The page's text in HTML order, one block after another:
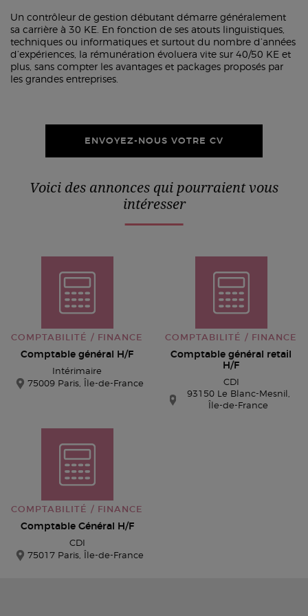
Un contrôleur de gestion débutant démarre généralement
sa carrière à 30 KE. En fonction de ses atouts linguistiques,
techniques ou informatiques et surtout du nombre d’années
d’expériences, la rémunération évoluera vite sur 40/50 KE et
plus, sans compter les avantages et packages proposés par
les grandes entreprises.
ENVOYEZ-NOUS VOTRE CV
Voici des annonces qui pourraient vous
intéresser
COMPTABILITÉ / FINANCE
Comptable général H/F
Intérimaire
75009 Paris, Île-de-France
COMPTABILITÉ / FINANCE
Comptable général retail
H/F
CDI
93150 Le Blanc-Mesnil,
Île-de-France
COMPTABILITÉ / FINANCE
Comptable Général H/F
CDI
75017 Paris, Île-de-France